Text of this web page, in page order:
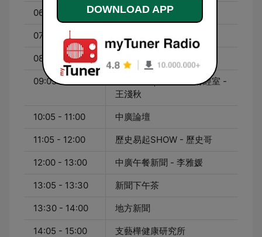
06:00 - 06:20 早安新聞
07:00 - 08:00 中廣早報新聞 - 謝葉蓉
08:05 - 09:00 千秋萬事 - 王淺秋
09:05 - 10:00
千秋萬事｜你我生活財經室 -
王淺秋
10:05 - 11:00 中廣論壇
11:05 - 12:00 歷史易起SHOW - 歷史哥
12:00 - 13:00 中廣午餐新聞 - 李雅媛
13:05 - 13:30 新聞下午茶
13:30 - 14:00 地方新聞
14:05 - 15:00 支藝樺健康研究所
DOWNLOAD APP